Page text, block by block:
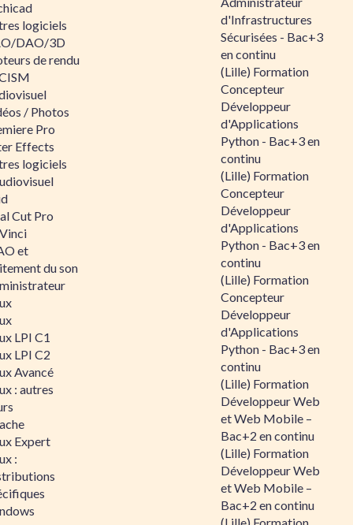
logiciels
DAO/3D
de rendu
/ Photos
Pro
Effects
logiciels
Cut Pro
et
du son
LPI C1
LPI C2
Avancé
: autres
Expert
:
d'Infrastructures
Sécurisées - Bac+3
en continu
(Lille) Formation
Concepteur
Développeur
d'Applications
Python - Bac+3 en
continu
(Lille) Formation
Concepteur
Développeur
d'Applications
Python - Bac+3 en
continu
(Lille) Formation
Concepteur
Développeur
d'Applications
Python - Bac+3 en
continu
(Lille) Formation
Développeur Web
et Web Mobile –
Bac+2 en continu
(Lille) Formation
Développeur Web
et Web Mobile –
Bac+2 en continu